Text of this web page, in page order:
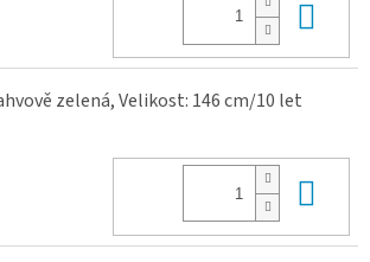
zelená, Velikost: 146 cm/10 let